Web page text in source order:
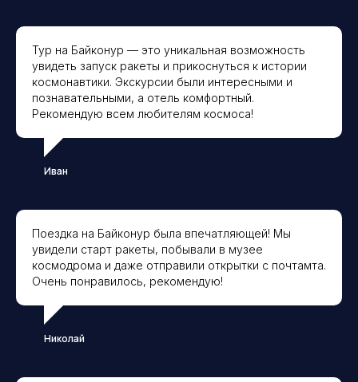
Тур на Байконур — это уникальная возможность
увидеть запуск ракеты и прикоснуться к истории
космонавтики. Экскурсии были интересными и
познавательными, а отель комфортный.
Рекомендую всем любителям космоса!
Иван
Поездка на Байконур была впечатляющей! Мы
увидели старт ракеты, побывали в музее
космодрома и даже отправили открытки с почтамта.
Очень понравилось, рекомендую!
Николай